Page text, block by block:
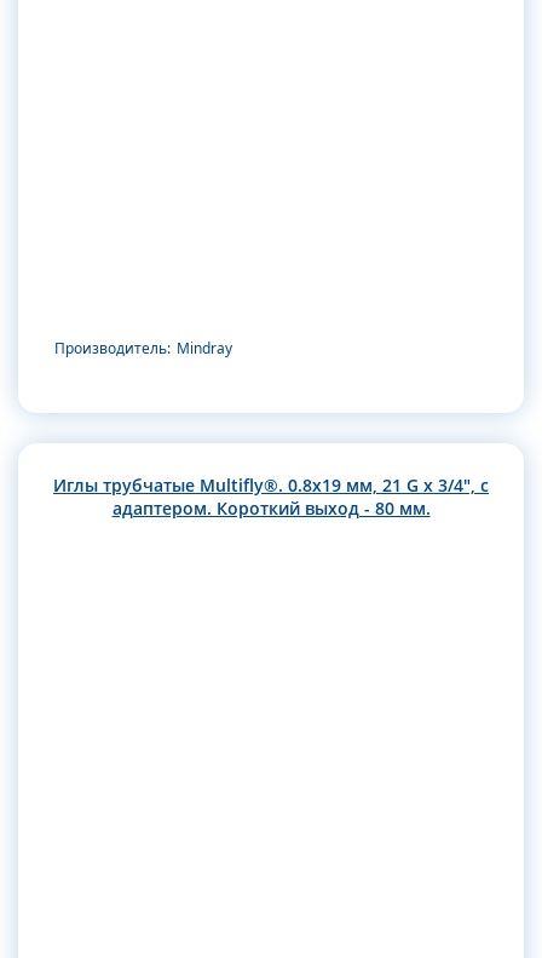
Производитель: Mindray
Иглы трубчатые Multifly®. 0.8х19 мм, 21 G x 3/4", с
адаптером. Короткий выход - 80 мм.